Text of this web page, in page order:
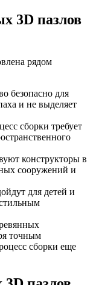
3D пазлов
рядом
безопасно для
и не выделяет
сборки требует
конструкторы в
сооружений и
для детей и
точным
сборки еще